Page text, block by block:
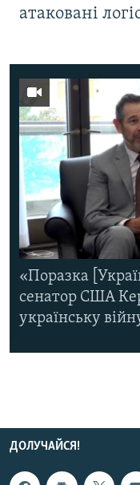
атаковані
«Поразка
сенатор США
українську
ДОЛУЧАЙСЯ!